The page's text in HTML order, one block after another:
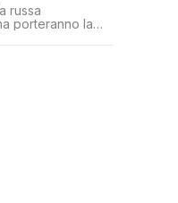
russa
porteranno la